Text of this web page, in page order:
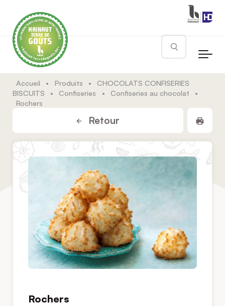
Rechercher
Accueil • Produits •
CHOCOLATS CONFISERIES
BISCUITS
• Confiseries • Confiseries au chocolat
•
Rochers
Retour
Rochers